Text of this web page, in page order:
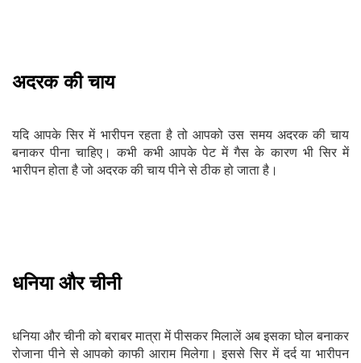
अदरक की चाय
यदि आपके सिर में भारीपन रहता है तो आपको उस समय अदरक की चाय
बनाकर पीना चाहिए। कभी कभी आपके पेट में गैस के कारण भी सिर में
भारीपन होता है जो अदरक की चाय पीने से ठीक हो जाता है।
धनिया और चीनी
धनिया और चीनी को बराबर मात्रा में पीसकर मिलालें अब इसका घोल बनाकर
रोजाना पीने से आपको काफी आराम मिलेगा। इससे सिर में दर्द या भारीपन